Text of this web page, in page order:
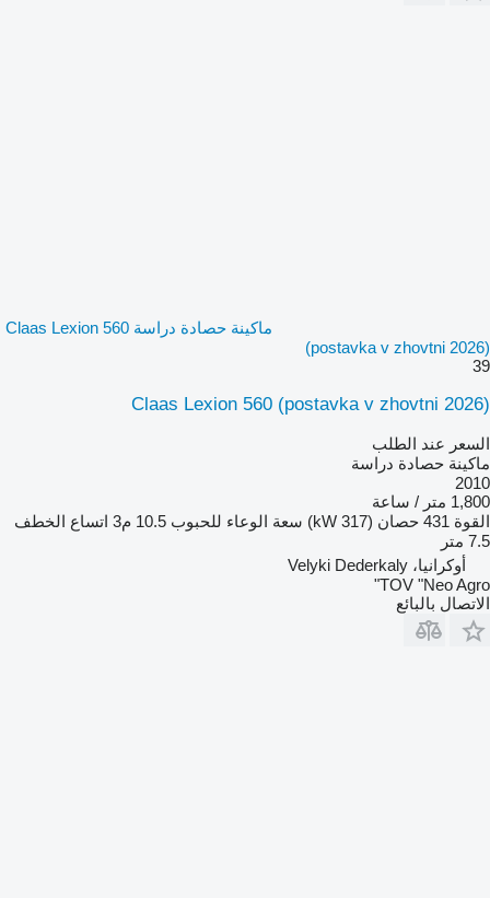
ماكينة حصادة دراسة Claas Lexion 560
(postavka v zhovtni 2026)
39
Claas Lexion 560 (postavka v zhovtni 2026)
السعر عند الطلب
ماكينة حصادة دراسة
2010
1,800 متر / ساعة
القوة 431 حصان (317 kW) سعة الوعاء للحبوب 10.5 م3
اتساع الخطف
7.5 متر
أوكرانيا، Velyki Dederkaly
TOV "Neo Agro"
الاتصال بالبائع